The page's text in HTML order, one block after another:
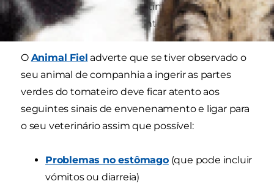
Estas partes contém tomatina, um químico que
pode deixar o seu cão doente quando ingerido.
O Animal Fiel adverte que se tiver observado o
seu animal de companhia a ingerir as partes
verdes do tomateiro deve ficar atento aos
seguintes sinais de envenenamento e ligar para
o seu veterinário assim que possível:
Problemas no estômago(que pode incluir
vómitos ou diarreia)